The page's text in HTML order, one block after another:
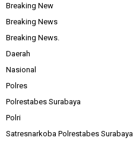
Breaking New
Breaking News
Breaking News.
Daerah
Nasional
Polres
Polrestabes Surabaya
Polri
Satresnarkoba Polrestabes Surabaya